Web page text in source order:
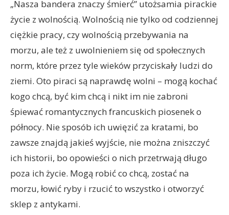
„Nasza bandera znaczy śmierć” utożsamia pirackie
życie z wolnością. Wolnością nie tylko od codziennej
ciężkie pracy, czy wolnością przebywania na
morzu, ale też z uwolnieniem się od społecznych
norm, które przez tyle wieków przyciskały ludzi do
ziemi. Oto piraci są naprawdę wolni – mogą kochać
kogo chcą, być kim chcą i nikt im nie zabroni
śpiewać romantycznych francuskich piosenek o
północy. Nie sposób ich uwięzić za kratami, bo
zawsze znajdą jakieś wyjście, nie można zniszczyć
ich historii, bo opowieści o nich przetrwają długo
poza ich życie. Mogą robić co chcą, zostać na
morzu, łowić ryby i rzucić to wszystko i otworzyć
sklep z antykami.